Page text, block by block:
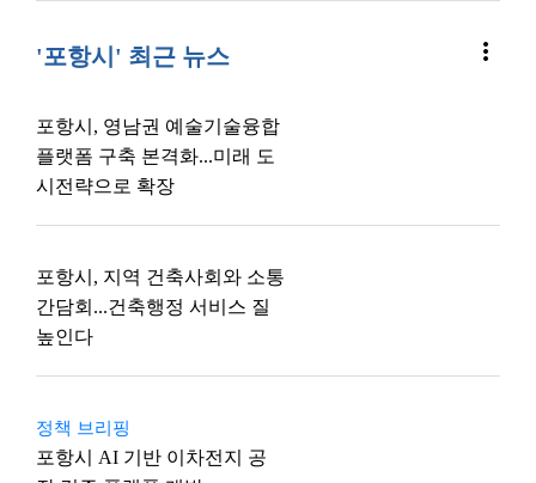
'포항시' 최근 뉴스 more_vert
포항시, 영남권 예술기술융합
플랫폼 구축 본격화...미래 도
시전략으로 확장
포항시, 지역 건축사회와 소통
간담회...건축행정 서비스 질
높인다
정책 브리핑
포항시 AI 기반 이차전지 공